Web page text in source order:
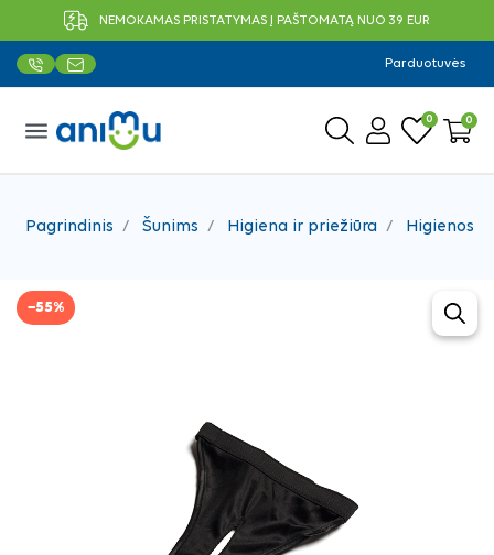
NEMOKAMAS PRISTATYMAS Į PAŠTOMATĄ NUO 39 EUR
Parduotuvės
menu 0 0
Pagrindinis Šunims Higiena ir priežiūra Higienos
−55%